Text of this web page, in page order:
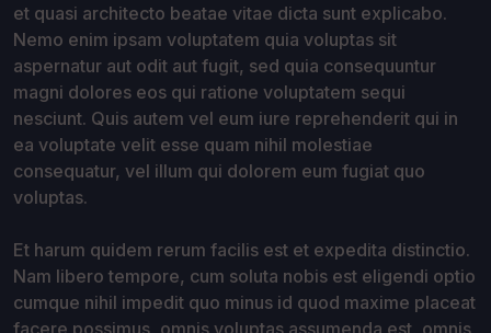
et quasi architecto beatae vitae dicta sunt explicabo.
Nemo enim ipsam voluptatem quia voluptas sit
aspernatur aut odit aut fugit, sed quia consequuntur
magni dolores eos qui ratione voluptatem sequi
nesciunt. Quis autem vel eum iure reprehenderit qui in
ea voluptate velit esse quam nihil molestiae
consequatur, vel illum qui dolorem eum fugiat quo
voluptas.
Et harum quidem rerum facilis est et expedita distinctio.
Nam libero tempore, cum soluta nobis est eligendi optio
cumque nihil impedit quo minus id quod maxime placeat